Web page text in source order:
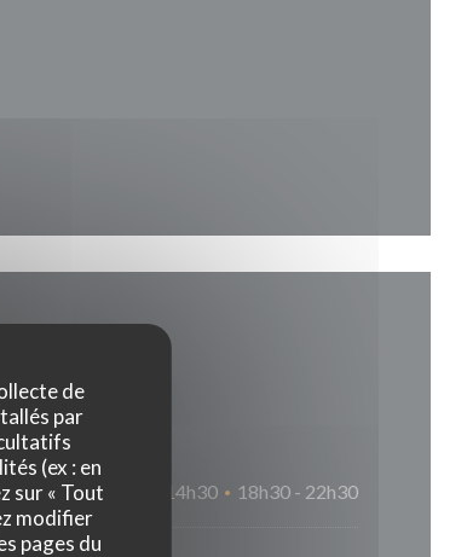
de
par
(ex : en
sur « Tout
modifier
pages du
11h30 - 14h30 • 18h30 - 22h30